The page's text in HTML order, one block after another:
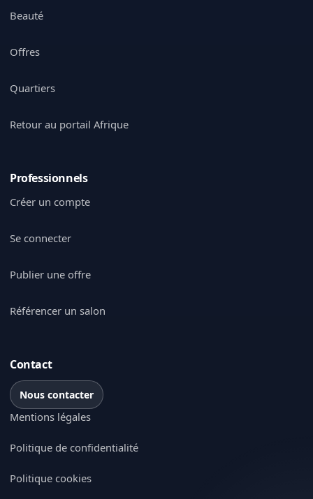
Beauté
Offres
Quartiers
Retour au portail Afrique
Professionnels
Créer un compte
Se connecter
Publier une offre
Référencer un salon
Contact
Nous contacter
Mentions légales
Politique de confidentialité
Politique cookies